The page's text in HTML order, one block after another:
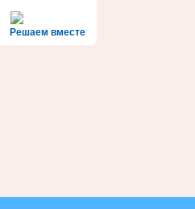
Решаем вместе